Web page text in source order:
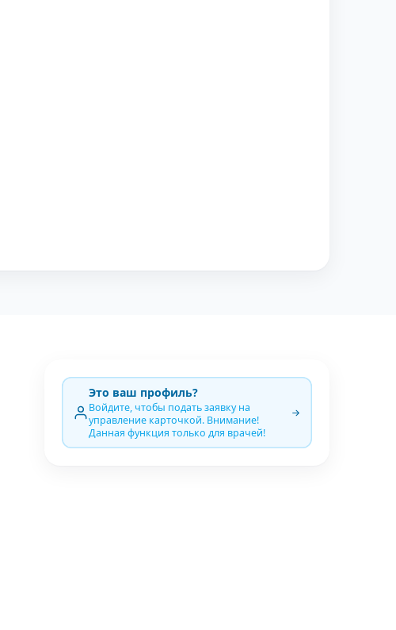
Это ваш профиль?
Войдите, чтобы подать заявку на
управление карточкой. Внимание!
Данная функция только для врачей!